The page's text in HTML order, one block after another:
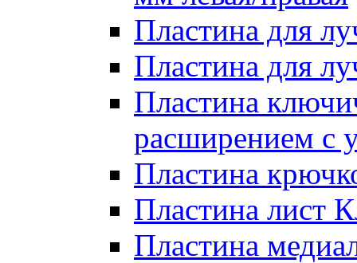
Пластина для
Пластина для
Пластина
расширением с
Пластина
Пластина лист
Пластина